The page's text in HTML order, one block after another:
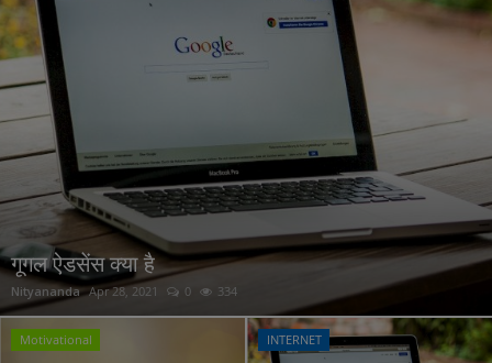
गूगल ऐडसेंस क्या है
Nityananda Apr 28, 2021 0 334
Motivational INTERNET